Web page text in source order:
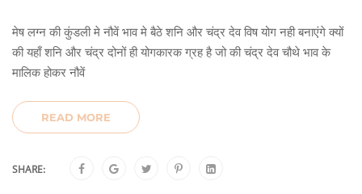
मेष लग्न की कुंडली मे नौवें भाव मे बैठे शनि और चंद्र देव विष योग नही बनाएंगे क्यों
की यहाँ शनि और चंद्र दोनों ही योगकारक ग्रह है जो की चंद्र देव चौथे भाव के
मालिक होकर नौवें
READ MORE
SHARE: